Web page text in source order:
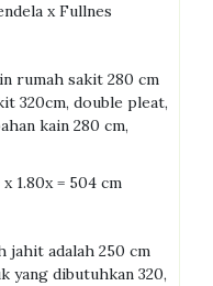
x Fullnes
rumah sakit 280 cm
320cm, double pleat,
kain 280 cm,
1.80x = 504 cm
jahit adalah 250 cm
yang dibutuhkan 320,